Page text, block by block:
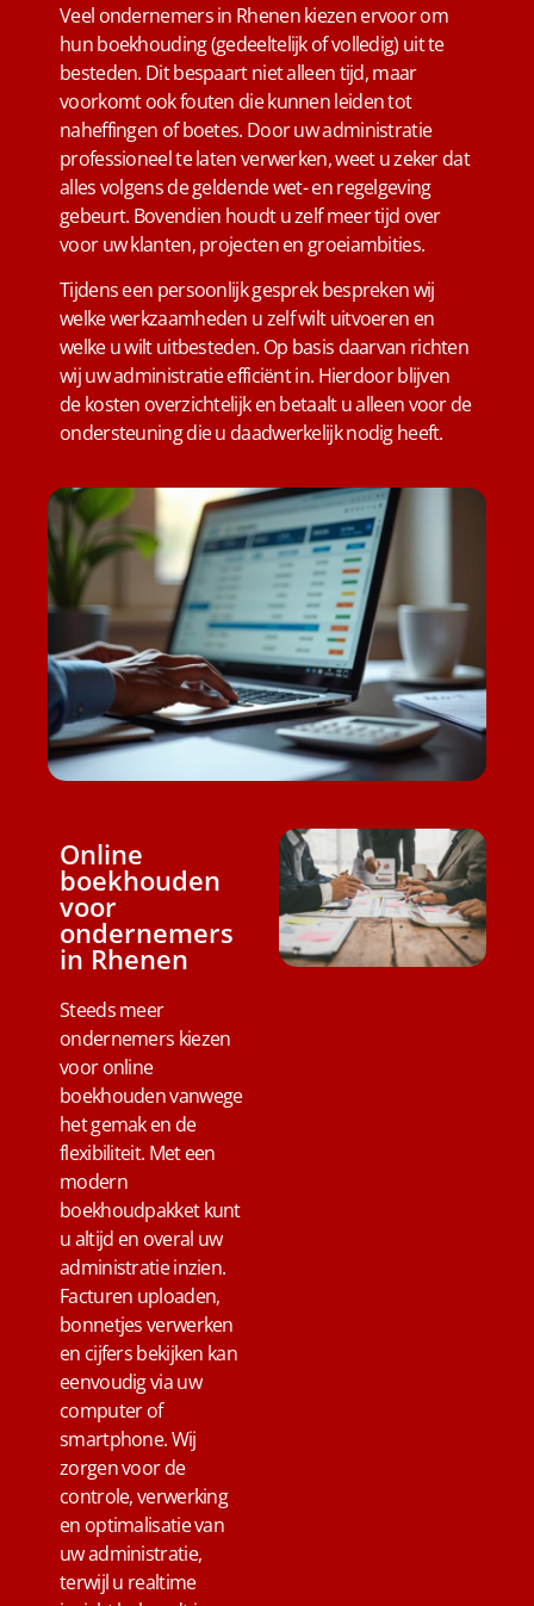
Veel ondernemers in Rhenen kiezen ervoor om
hun boekhouding (gedeeltelijk of volledig) uit te
besteden. Dit bespaart niet alleen tijd, maar
voorkomt ook fouten die kunnen leiden tot
naheffingen of boetes. Door uw administratie
professioneel te laten verwerken, weet u zeker dat
alles volgens de geldende wet- en regelgeving
gebeurt. Bovendien houdt u zelf meer tijd over
voor uw klanten, projecten en groeiambities.
Tijdens een persoonlijk gesprek bespreken wij
welke werkzaamheden u zelf wilt uitvoeren en
welke u wilt uitbesteden. Op basis daarvan richten
wij uw administratie efficiënt in. Hierdoor blijven
de kosten overzichtelijk en betaalt u alleen voor de
ondersteuning die u daadwerkelijk nodig heeft.
Online
boekhouden
voor
ondernemers
in Rhenen
Steeds meer
ondernemers kiezen
voor online
boekhouden vanwege
het gemak en de
flexibiliteit. Met een
modern
boekhoudpakket kunt
u altijd en overal uw
administratie inzien.
Facturen uploaden,
bonnetjes verwerken
en cijfers bekijken kan
eenvoudig via uw
computer of
smartphone. Wij
zorgen voor de
controle, verwerking
en optimalisatie van
uw administratie,
terwijl u realtime